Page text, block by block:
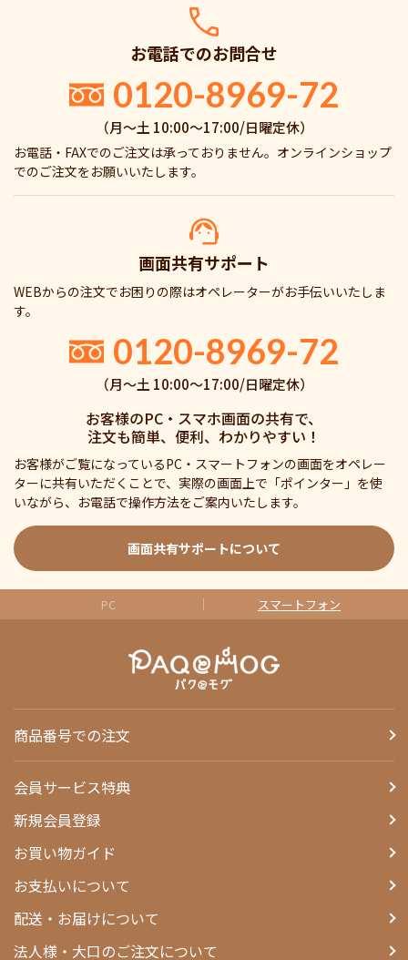
お電話でのお問合せ
0120-8969-72
（月〜土 10:00〜17:00/日曜定休）
お電話・FAXでのご注文は承っておりません。オンラインショップ
でのご注文をお願いいたします。
画面共有サポート
WEBからの注文でお困りの際はオペレーターがお手伝いいたしま
す。
0120-8969-72
（月〜土 10:00〜17:00/日曜定休）
お客様のPC・スマホ画面の共有で、
注文も簡単、便利、わかりやすい！
お客様がご覧になっているPC・スマートフォンの画面をオペレー
ターに共有いただくことで、実際の画面上で「ポインター」を使
いながら、お電話で操作方法をご案内いたします。
画面共有サポートについて
PC スマートフォン
商品番号での注文
会員サービス特典
新規会員登録
お買い物ガイド
お支払いについて
配送・お届けについて
法人様・大口のご注文について